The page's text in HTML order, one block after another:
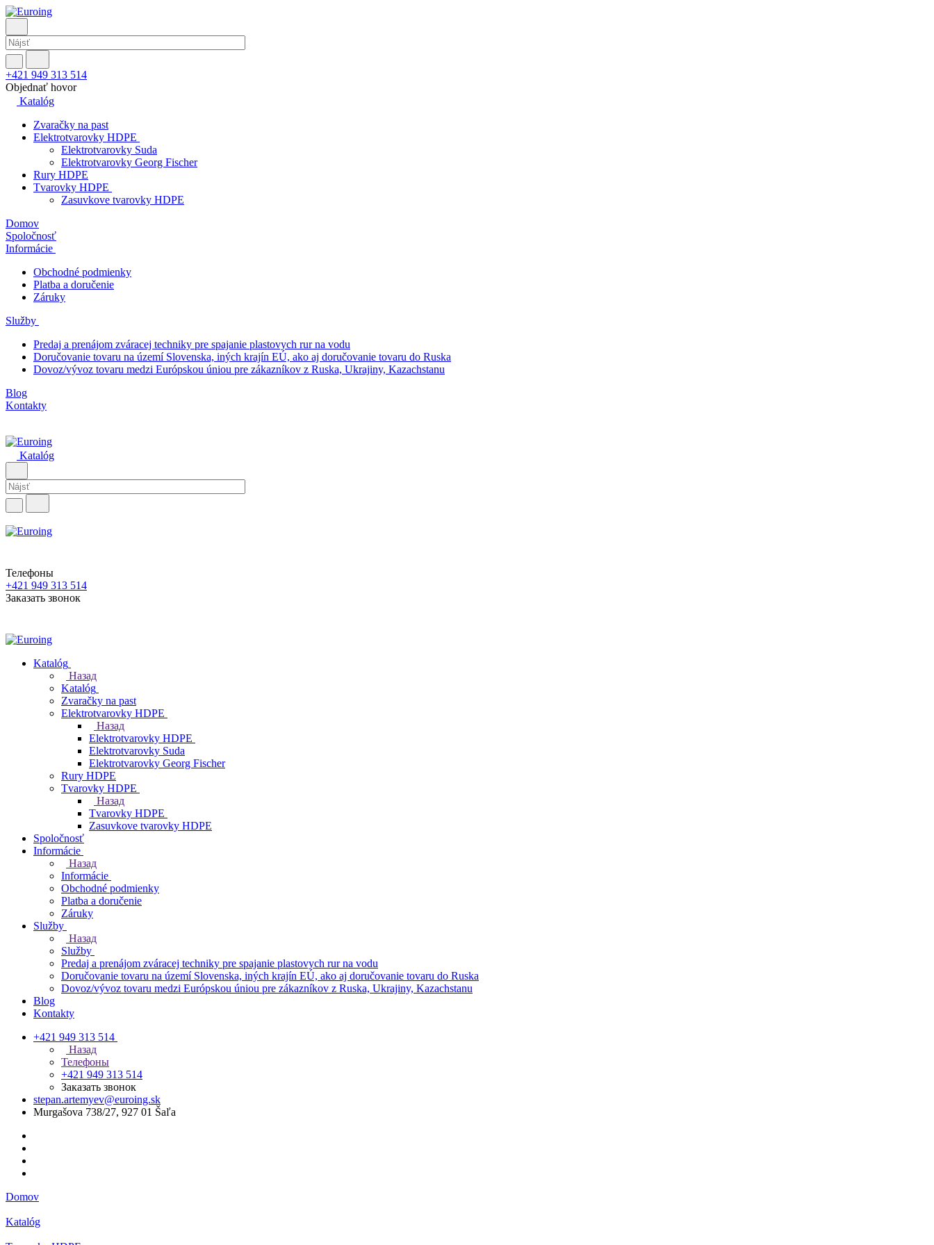
+421 949 313 514
Objednať hovor
Katalóg
Zvaračky na past
Elektrotvarovky HDPE
Elektrotvarovky Suda
Elektrotvarovky Georg Fischer
Rury HDPE
Tvarovky HDPE
Zasuvkove tvarovky HDPE
Domov
Spoločnosť
Informácie
Obchodné podmienky
Platba a doručenie
Záruky
Služby
Predaj a prenájom zváracej techniky pre spajanie plastovych rur na vodu
Doručovanie tovaru na území Slovenska, iných krajín EÚ, ako aj doručovanie tovaru do Ruska
Dovoz/vývoz tovaru medzi Európskou úniou pre zákazníkov z Ruska, Ukrajiny, Kazachstanu
Blog
Kontakty
Katalóg
Телефоны
+421 949 313 514
Заказать звонок
Katalóg
Назад
Katalóg
Zvaračky na past
Elektrotvarovky HDPE
Назад
Elektrotvarovky HDPE
Elektrotvarovky Suda
Elektrotvarovky Georg Fischer
Rury HDPE
Tvarovky HDPE
Назад
Tvarovky HDPE
Zasuvkove tvarovky HDPE
Spoločnosť
Informácie
Назад
Informácie
Obchodné podmienky
Platba a doručenie
Záruky
Služby
Назад
Služby
Predaj a prenájom zváracej techniky pre spajanie plastovych rur na vodu
Doručovanie tovaru na území Slovenska, iných krajín EÚ, ako aj doručovanie tovaru do Ruska
Dovoz/vývoz tovaru medzi Európskou úniou pre zákazníkov z Ruska, Ukrajiny, Kazachstanu
Blog
Kontakty
+421 949 313 514
Назад
Телефоны
+421 949 313 514
Заказать звонок
stepan.artemyev@euroing.sk
Murgašova 738/27, 927 01 Šaľa
Domov
Katalóg